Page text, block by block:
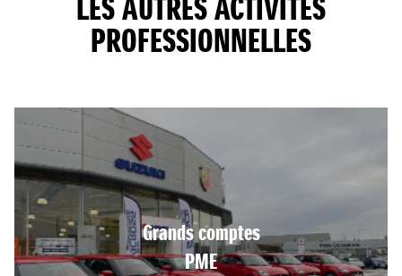
LES AUTRES ACTIVITÉS
PROFESSIONNELLES
Grands comptes
PME